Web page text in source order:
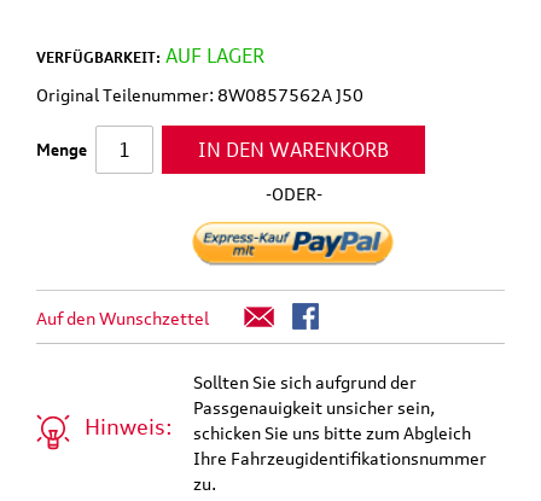
VERFÜGBARKEIT: AUF LAGER
Original Teilenummer: 8W0857562A J50
Menge IN DEN WARENKORB
-ODER-
Auf den Wunschzettel
Hinweis:
Sollten Sie sich aufgrund der
Passgenauigkeit unsicher sein,
schicken Sie uns bitte zum Abgleich
Ihre Fahrzeugidentifikationsnummer
zu.